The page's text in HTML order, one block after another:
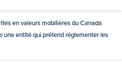
en valeurs mobilières du Canada
une entité qui prétend réglementer les